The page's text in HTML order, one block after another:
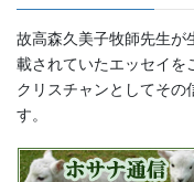
故高森久美子牧師先生が
載されていたエッセイを
クリスチャンとしてその
す。